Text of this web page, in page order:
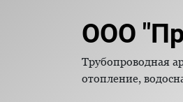
ООО
Трубопроводная
отопление,